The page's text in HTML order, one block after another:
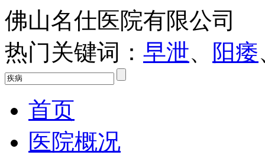
佛山名仕医院有限公司
热门关键词： 早泄、 阳痿
首页
医院概况